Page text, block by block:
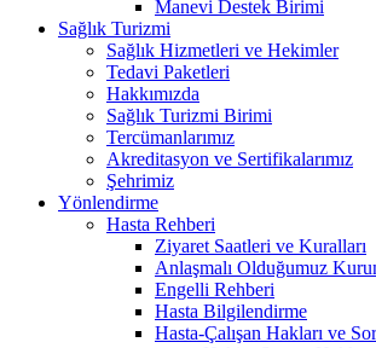
Manevi Destek Birimi
Sağlık Turizmi
Sağlık Hizmetleri ve Hekimler
Tedavi Paketleri
Hakkımızda
Sağlık Turizmi Birimi
Tercümanlarımız
Akreditasyon ve Sertifikalarımız
Şehrimiz
Yönlendirme
Hasta Rehberi
Ziyaret Saatleri ve Kuralları
Anlaşmalı Olduğumuz
Engelli Rehberi
Hasta Bilgilendirme
Hasta-Çalışan Hakları ve